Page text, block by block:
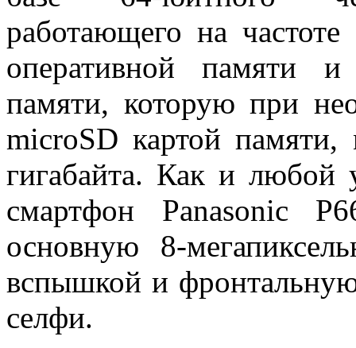
работающего на частоте
оперативной памяти и
памяти, которую при
microSD картой
гигабайта. Как и любой
смартфон Panasonic
основную 8-
вспышкой и
селфи.